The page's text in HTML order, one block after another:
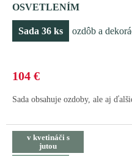
OSVETLENÍM
Sada 36 ks ozdôb a
104 €
Sada obsahuje ozdoby, ale aj
v kvetináči s
jutou